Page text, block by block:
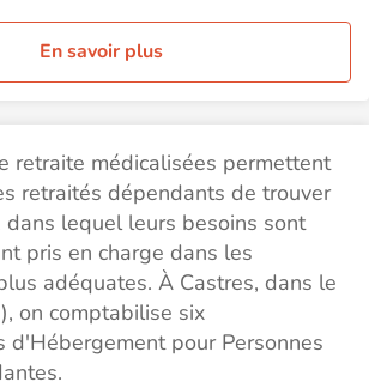
En savoir plus
retraite médicalisées permettent
retraités dépendants de trouver
dans lequel leurs besoins sont
pris en charge dans les
adéquates. À Castres, dans le
on comptabilise six
d'Hébergement pour Personnes